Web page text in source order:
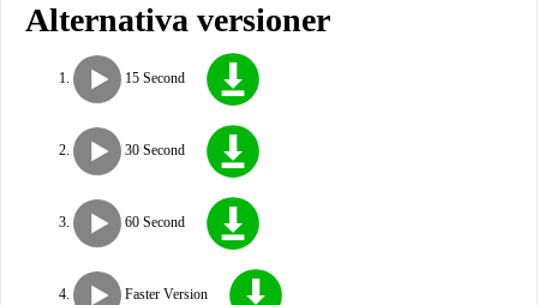
Alternativa versioner
15 Second
30 Second
60 Second
Faster Version